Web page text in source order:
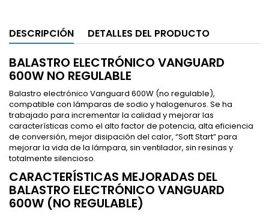
DESCRIPCIÓN DETALLES DEL PRODUCTO
BALASTRO ELECTRÓNICO VANGUARD
600W NO REGULABLE
Balastro electrónico Vanguard 600W (no regulable),
compatible con lámparas de sodio y halogenuros. Se ha
trabajado para incrementar la calidad y mejorar las
características como el alto factor de potencia, alta eficiencia
de conversión, mejor disipación del calor, “Soft Start” para
mejorar la vida de la lámpara, sin ventilador, sin resinas y
totalmente silencioso.
CARACTERÍSTICAS MEJORADAS DEL
BALASTRO ELECTRÓNICO VANGUARD
600W (NO REGULABLE)